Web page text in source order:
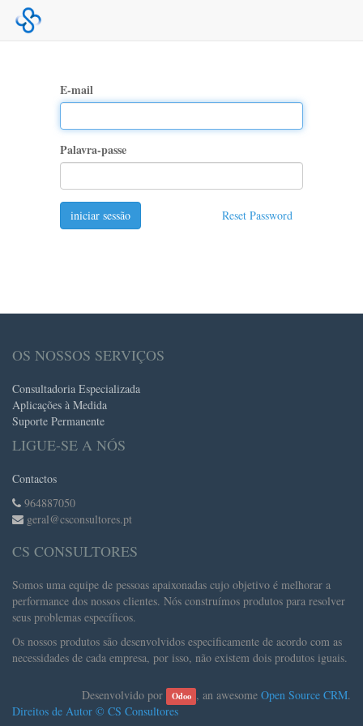
E-mail
Palavra-passe
Reset Password
iniciar sessão
OS NOSSOS SERVIÇOS
Consultadoria Especializada
Aplicações à Medida
Suporte Permanente
LIGUE-SE A NÓS
Contactos
964887050
geral@csconsultores.pt
CS CONSULTORES
Somos uma equipe de pessoas apaixonadas cujo objetivo é melhorar a
performance dos nossos clientes. Nós construímos produtos para resolver
seus problemas específicos.
Os nossos produtos são desenvolvidos especificamente de acordo com as
necessidades de cada empresa, por isso, não existem dois produtos iguais.
Desenvolvido por Odoo , an awesome Open Source CRM.
Direitos de Autor © CS Consultores